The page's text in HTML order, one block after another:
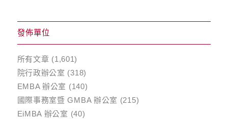
發佈單位
所有文章 (1,601)
院行政辦公室 (318)
EMBA 辦公室 (140)
國際事務室暨 GMBA 辦公室 (215)
EiMBA 辦公室 (40)